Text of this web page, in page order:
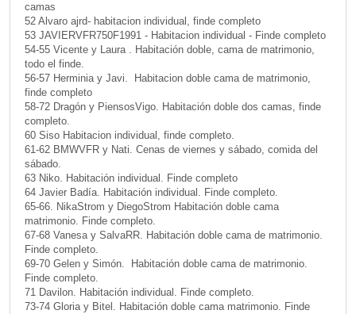
camas
52 Alvaro ajrd- habitacion individual, finde completo
53 JAVIERVFR750F1991 - Habitacion individual - Finde completo
54-55 Vicente y Laura . Habitación doble, cama de matrimonio,
todo el finde.
56-57 Herminia y Javi. Habitacion doble cama de matrimonio,
finde completo
58-72 Dragón y PiensosVigo. Habitación doble dos camas, finde
completo.
60 Siso Habitacion individual, finde completo.
61-62 BMWVFR y Nati. Cenas de viernes y sábado, comida del
sábado.
63 Niko. Habitación individual. Finde completo
64 Javier Badía. Habitación individual. Finde completo.
65-66. NikaStrom y DiegoStrom Habitación doble cama
matrimonio. Finde completo.
67-68 Vanesa y SalvaRR. Habitación doble cama de matrimonio.
Finde completo.
69-70 Gelen y Simón. Habitación doble cama de matrimonio.
Finde completo.
71 Davilon. Habitación individual. Finde completo.
73-74 Gloria y Bitel. Habitación doble cama matrimonio. Finde